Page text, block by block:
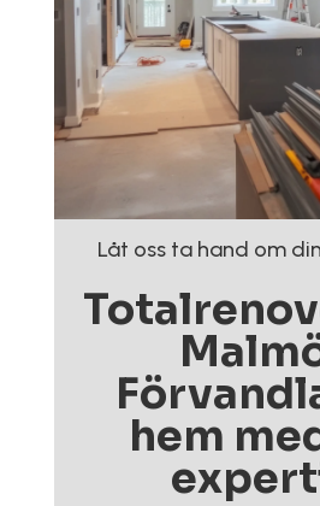
Låt oss ta hand om din
hem